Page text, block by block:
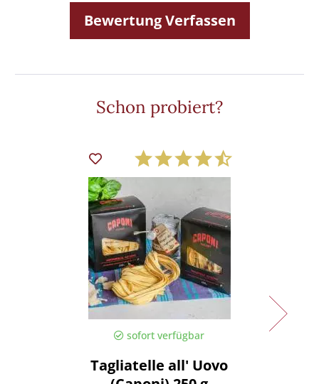
Bewertung Verfassen
Schon probiert?
sofort verfügbar
Tagliatelle all' Uovo